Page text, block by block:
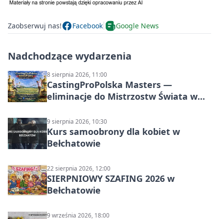
Zaobserwuj nas! Facebook Google News
Nadchodzące wydarzenia
8 sierpnia 2026, 11:00
CastingProPolska Masters —
eliminacje do Mistrzostw Świata w
9 sierpnia 2026, 10:30
Kurs samoobrony dla kobiet w
Bełchatowie
22 sierpnia 2026, 12:00
SIERPNIOWY SZAFING 2026 w
Bełchatowie
9 września 2026, 18:00